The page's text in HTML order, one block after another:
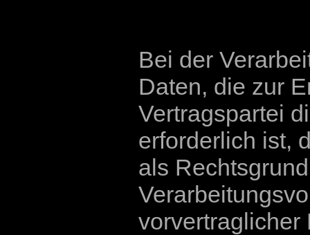
Bei der
Daten, die zur
Vertragspartei
erforderlich ist,
als
vorvertraglicher